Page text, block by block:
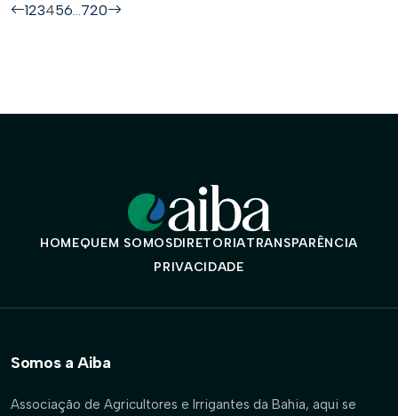
123456…720
HOMEQUEM SOMOSDIRETORIATRANSPARÊNCIA
PRIVACIDADE
Somos a Aiba
Associação de Agricultores e Irrigantes da Bahia, aqui se